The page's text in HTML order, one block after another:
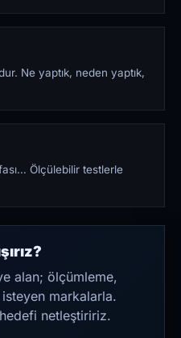
Ne yaptık, neden yaptık,
Ölçülebilir testlerle
alan; ölçümleme,
markalarla.
netleştiririz.